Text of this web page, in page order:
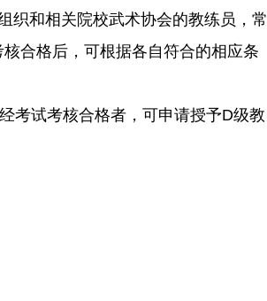
织和相关院校武术协会的教练员，常
合格后，可根据各自符合的相应条
考试考核合格者，可申请授予D级教